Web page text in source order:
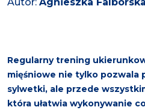
Regularny trening
mięśniowe nie tylko pozwala
sylwetki, ale przede
która ułatwia wykonywanie